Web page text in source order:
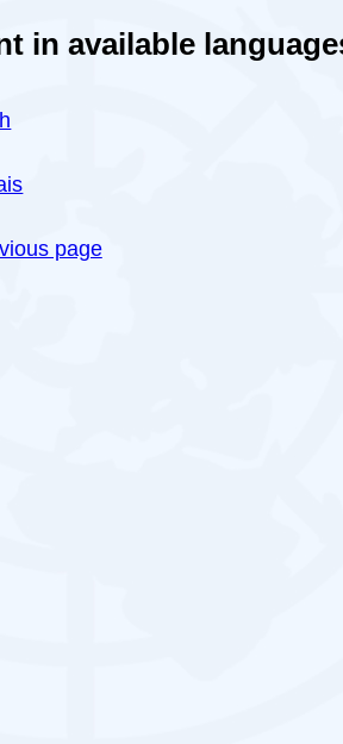
in available
page